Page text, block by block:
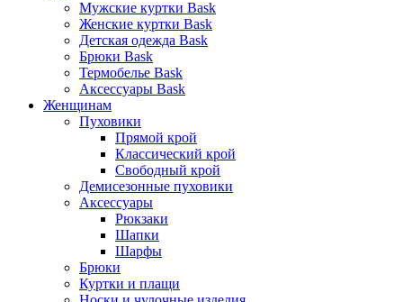
Мужские куртки Bask
Женские куртки Bask
Детская одежда Bask
Брюки Bask
Термобелье Bask
Аксессуары Bask
Женщинам
Пуховики
Прямой крой
Классический крой
Свободный крой
Демисезонные пуховики
Аксессуары
Рюкзаки
Шапки
Шарфы
Брюки
Куртки и плащи